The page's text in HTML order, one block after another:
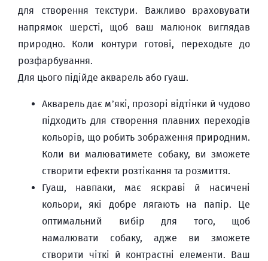
для створення текстури. Важливо враховувати
напрямок шерсті, щоб ваш малюнок виглядав
природно. Коли контури готові, переходьте до
розфарбування.
Для цього підійде акварель або гуаш.
Акварель дає м’які, прозорі відтінки й чудово
підходить для створення плавних переходів
кольорів, що робить зображення природним.
Коли ви малюватимете собаку, ви зможете
створити ефекти розтікання та розмиття.
Гуаш, навпаки, має яскраві й насичені
кольори, які добре лягають на папір. Це
оптимальний вибір для того, щоб
намалювати собаку, адже ви зможете
створити чіткі й контрастні елементи. Ваш